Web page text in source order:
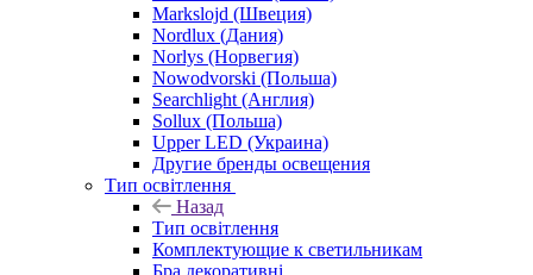
Markslojd (Швеция)
Nordlux (Дания)
Norlys (Норвегия)
Nowodvorski (Польша)
Searchlight (Англия)
Sollux (Польша)
Upper LED (Украина)
Другие бренды освещения
Тип освітлення
Назад
Тип освітлення
Комплектующие к светильникам
Бра декоративні